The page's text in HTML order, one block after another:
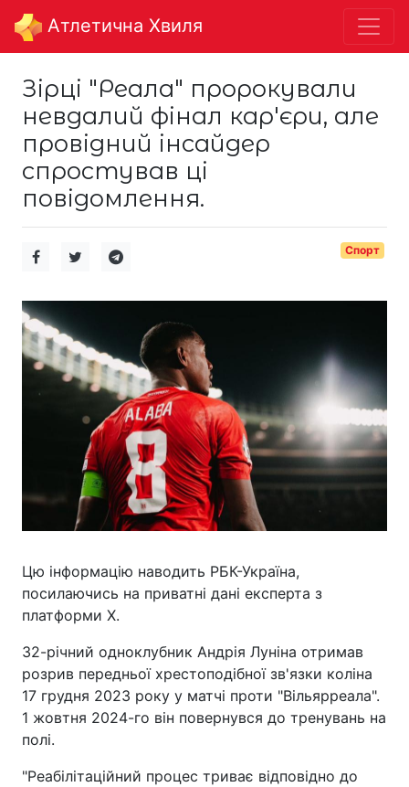
Aтлетична Хвиля
Зірці "Реала" пророкували
невдалий фінал кар'єри, але
провідний інсайдер
спростував ці
повідомлення.
Спорт
Цю інформацію наводить РБК-Україна,
посилаючись на приватні дані експерта з
платформи Х.
32-річний одноклубник Андрія Луніна отримав
розрив передньої хрестоподібної зв'язки коліна
17 грудня 2023 року у матчі проти "Вільярреала".
1 жовтня 2024-го він повернувся до тренувань на
полі.
"Реабілітаційний процес триває відповідно до